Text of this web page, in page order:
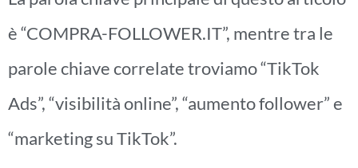
è “COMPRA-FOLLOWER.IT”, mentre tra le
parole chiave correlate troviamo “TikTok
Ads”, “visibilità online”, “aumento follower” e
“marketing su TikTok”.